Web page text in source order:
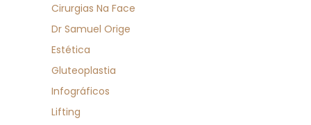
Cirurgias Na Face
Dr Samuel Orige
Estética
Gluteoplastia
Infográficos
Lifting